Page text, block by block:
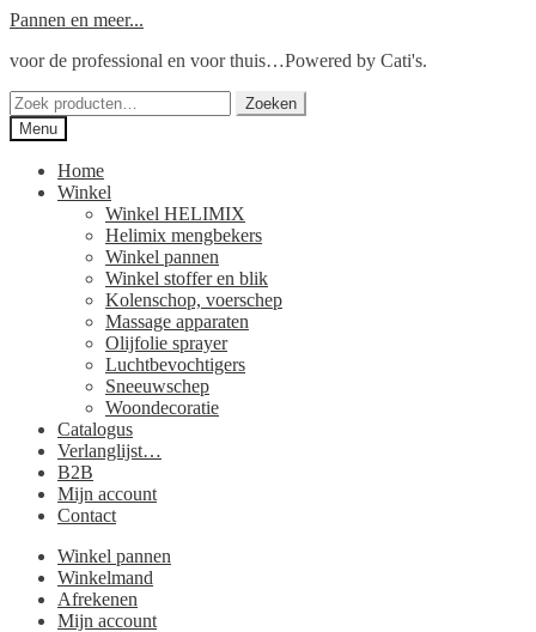
Ga
naar
Ga
de
Pannen en meer...
voor de professional en voor thuis…Powered by Cati's.
Zoeken
naar:
Zoeken
Menu
Home
Winkel
Winkel HELIMIX
Helimix mengbekers
Winkel pannen
Winkel stoffer en blik
Kolenschop, voerschep
Massage apparaten
Olijfolie sprayer
Luchtbevochtigers
Sneeuwschep
Woondecoratie
Catalogus
Verlanglijst…
B2B
Mijn account
Contact
Winkel pannen
Winkelmand
Afrekenen
Mijn account